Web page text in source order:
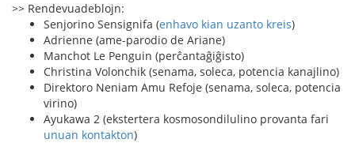
>> Rendevuadeblojn:
Senjorino Sensignifa (enhavo kian uzanto kreis)
Adrienne (ame-parodio de Ariane)
Manchot Le Penguin (perĉantaĝiĝisto)
Christina Volonchik (senama, soleca, potencia kanajlino)
Direktoro Neniam Amu Refoje (senama, soleca, potencia
virino)
Ayukawa 2 (ekstertera kosmosondilulino provanta fari
unuan kontakton)